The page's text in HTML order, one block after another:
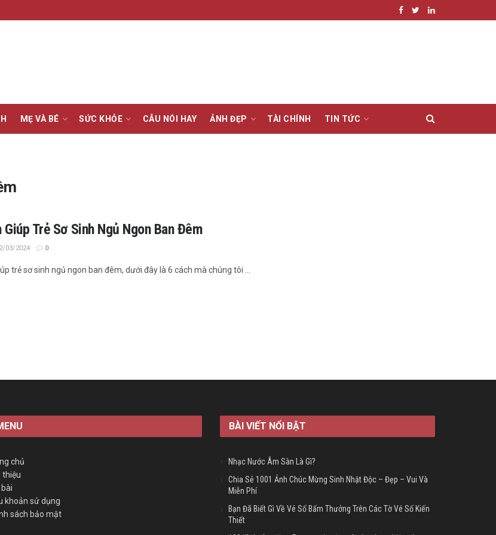
MẸ VÀ BÉ SỨC KHỎE CÂU NÓI HAY ẢNH ĐẸP TÀI CHÍNH TIN TỨC
Giúp Trẻ Sơ Sinh Ngủ Ngon Ban Đêm
03/2024 0
trẻ sơ sinh ngủ ngon ban đêm, dưới đây là 6 cách mà chúng tôi ...
chủ
thiệu
khoản sử dụng
sách bảo mật
BÀI VIẾT NỔI BẬT
Nhạc Nước Âm Sàn Là Gì?
Chia Sẻ 1001 Ảnh Chúc Mừng Sinh Nhật Độc – Đẹp – Vui Và
Miễn Phí
Bạn Đã Biết Gì Về Vé Số Bấm Thưởng Trên Các Tờ Vé Số Kiến
Thiết